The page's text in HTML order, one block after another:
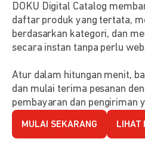
DOKU Digital Catalog
daftar produk yang tertata,
berdasarkan kategori, dan
secara instan tanpa perlu
Atur dalam hitungan menit,
dan mulai terima pesanan
pembayaran dan pengiriman
MULAI SEKARANG LIHAT